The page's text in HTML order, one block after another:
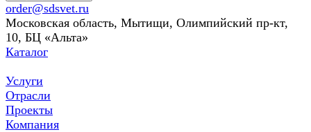
order@sdsvet.ru
Московская область, Мытищи, Олимпийский пр-кт,
10, БЦ «Альта»
Каталог
Услуги
Отрасли
Проекты
Компания